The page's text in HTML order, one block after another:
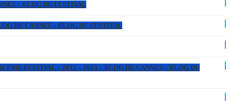
– BLOG DU FESTIVAL
DE CANNES – BLOG DU FESTIVAL
FESTIVAL – 2012 – 2013 – BLOG DE CANNES – BLOG DU